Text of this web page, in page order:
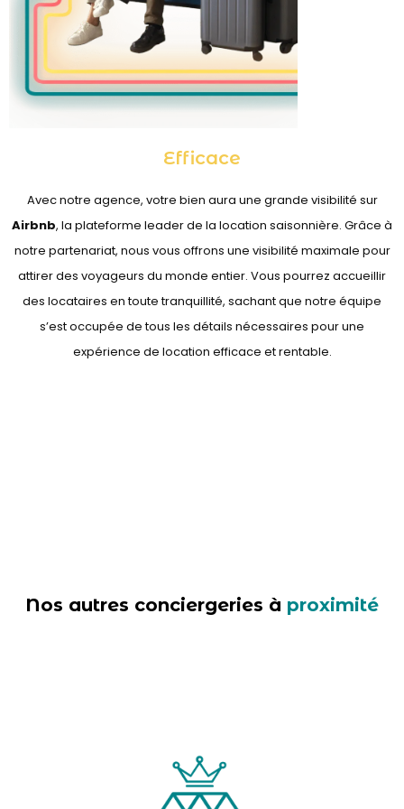
Efficace
Avec notre agence, votre bien aura une grande visibilité sur
Airbnb, la plateforme leader de la location saisonnière. Grâce à
notre partenariat, nous vous offrons une visibilité maximale pour
attirer des voyageurs du monde entier. Vous pourrez accueillir
des locataires en toute tranquillité, sachant que notre équipe
s’est occupée de tous les détails nécessaires pour une
expérience de location efficace et rentable.
Nos autres conciergeries à proximité